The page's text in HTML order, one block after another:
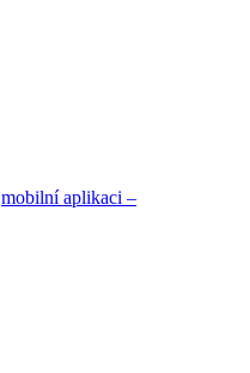
mobilní aplikaci –